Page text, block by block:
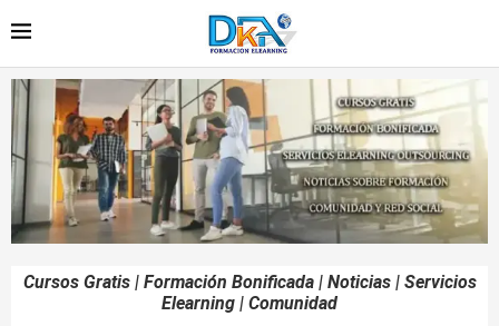
Cursos Gratis | Formación Bonificada | Noticias | Servicios
Elearning | Comunidad